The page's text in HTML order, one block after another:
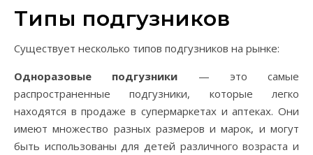
Типы подгузников
Существует несколько типов подгузников на рынке:
Одноразовые подгузники — это самые
распространенные подгузники, которые легко
находятся в продаже в супермаркетах и аптеках. Они
имеют множество разных размеров и марок, и могут
быть использованы для детей различного возраста и